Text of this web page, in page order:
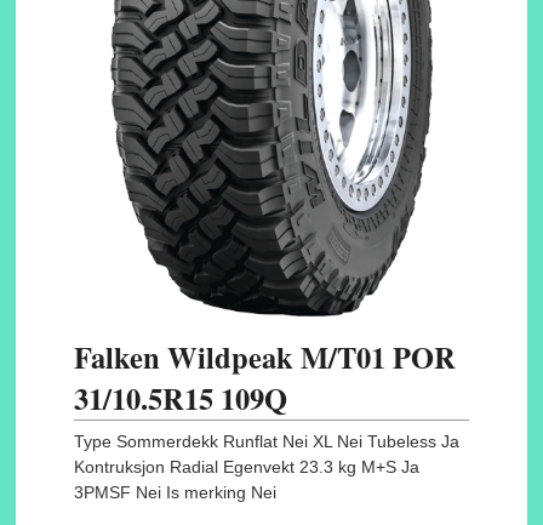
Falken Wildpeak M/T01 POR
31/10.5R15 109Q
Type Sommerdekk Runflat Nei XL Nei Tubeless Ja
Kontruksjon Radial Egenvekt 23.3 kg M+S Ja
3PMSF Nei Is merking Nei